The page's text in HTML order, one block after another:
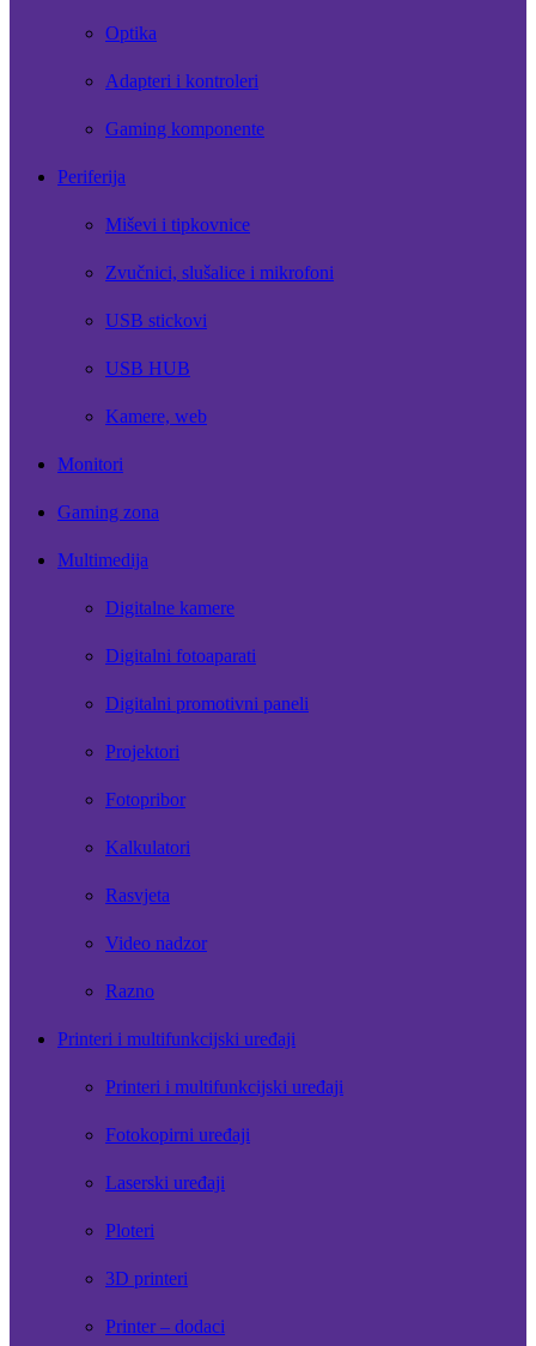
Optika
Adapteri i kontroleri
Gaming komponente
Periferija
Miševi i tipkovnice
Zvučnici, slušalice i mikrofoni
USB stickovi
USB HUB
Kamere, web
Monitori
Gaming zona
Multimedija
Digitalne kamere
Digitalni fotoaparati
Digitalni promotivni paneli
Projektori
Fotopribor
Kalkulatori
Rasvjeta
Video nadzor
Razno
Printeri i multifunkcijski uređaji
Printeri i multifunkcijski uređaji
Fotokopirni uređaji
Laserski uređaji
Ploteri
3D printeri
Printer – dodaci